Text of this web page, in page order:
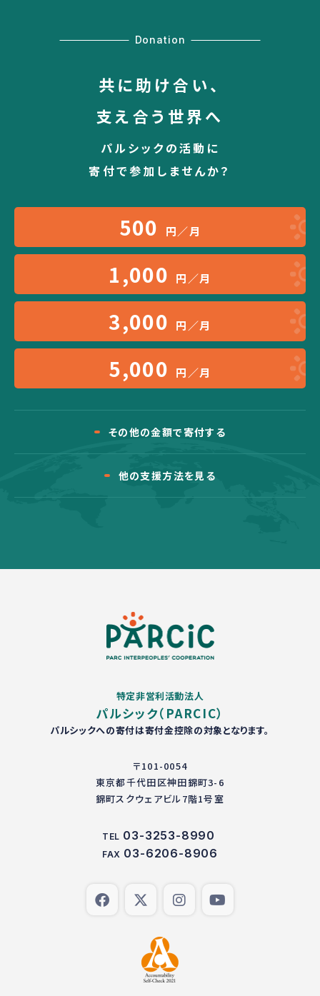
Donation
共に助け合い、
支え合う世界へ
パルシックの活動に
寄付で参加しませんか？
500 円／月
1,000 円／月
3,000 円／月
5,000 円／月
その他の金額で寄付する
他の支援方法を見る
特定非営利活動法人
パルシック（PARCIC）
パルシックへの寄付は寄付金控除の対象となります。
〒101-0054
東京都千代田区神田錦町3-6
錦町スクウェアビル7階1号室
TEL 03-3253-8990
FAX 03-6206-8906